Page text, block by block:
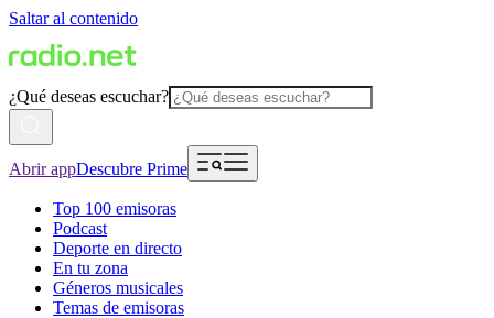
Saltar al contenido
¿Qué deseas escuchar?
Abrir appDescubre Prime
Top 100 emisoras
Podcast
Deporte en directo
En tu zona
Géneros musicales
Temas de emisoras